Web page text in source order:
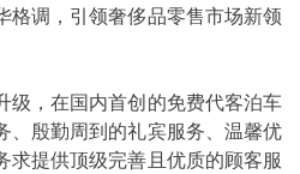
格调，引领奢侈品零售市场新领
级，在国内首创的免费代客泊车
、殷勤周到的礼宾服务、温馨优
求提供顶级完善且优质的顾客服